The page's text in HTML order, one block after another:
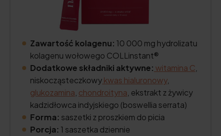
Zawartość kolagenu: 10 000 mg hydrolizatu
kolagenu wołowego COLLinstant®
Dodatkowe składniki aktywne: witamina C
niskocząsteczkowykwas hialuronowy,
glukozamina chondroityna , ekstrakt z żywicy
kadzidłowca indyjskiego (boswellia serrata)
Forma: saszetki z proszkiem do picia
Porcja: 1 saszetka dziennie